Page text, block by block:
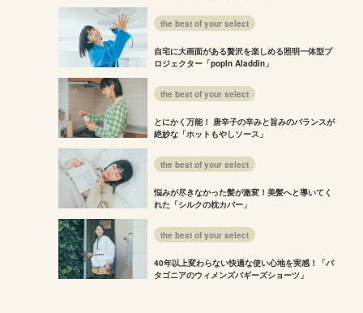
the best of your select
自宅に大画面がある贅沢を楽しめる照明一体型プ
ロジェクター「popIn Aladdin」
the best of your select
とにかく万能！ 唐辛子の辛みと旨みのバランスが
絶妙な「ホットもやしソース」
the best of your select
悩みが尽きなかった髪が激変！美髪へと導いてく
れた「シルクの枕カバー」
the best of your select
40年以上変わらない快適な使い心地を実感！「パ
タゴニアのウィメンズバギーズショーツ」